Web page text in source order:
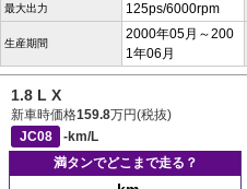
最大出力 125ps/6000rpm
生産期間
2000年05月～200
1年06月
1.8 L X
新車時価格159.8万円(税抜)
JC08
-km/L
満タンでどこまで走る？